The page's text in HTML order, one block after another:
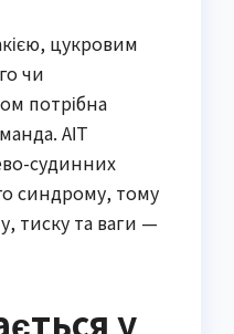
цукровим
чи
потрібна
АІТ
судинних
синдрому, тому
тиску та ваги —
у